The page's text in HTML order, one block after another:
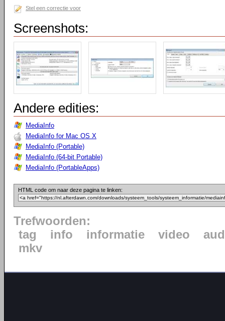
Stel een correctie voor
Screenshots:
Andere edities:
MediaInfo
MediaInfo for Mac OS X
MediaInfo (Portable)
MediaInfo (64-bit Portable)
MediaInfo (PortableApps)
HTML code om naar deze pagina te linken:
Trefwoorden:
tag
info informatie video
mkv